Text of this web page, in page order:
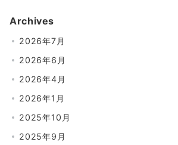
Archives
2026年7月
2026年6月
2026年4月
2026年1月
2025年10月
2025年9月